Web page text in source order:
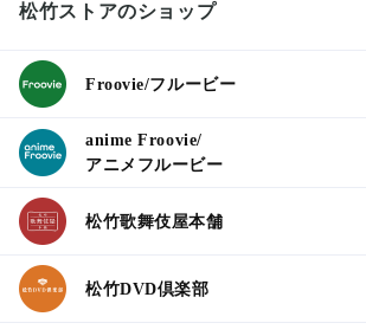
松竹ストアのショップ
Froovie/フルービー
anime Froovie/
アニメフルービー
松竹歌舞伎屋本舗
松竹DVD倶楽部